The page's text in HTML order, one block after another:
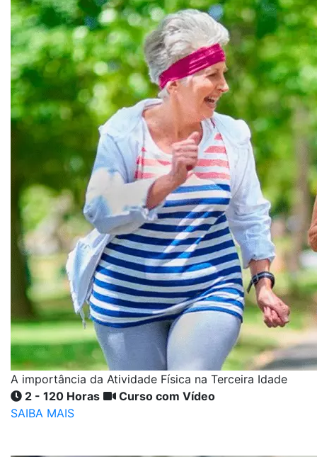
A importância da Atividade Física na Terceira Idade
2 - 120 Horas
Curso com Vídeo
SAIBA MAIS